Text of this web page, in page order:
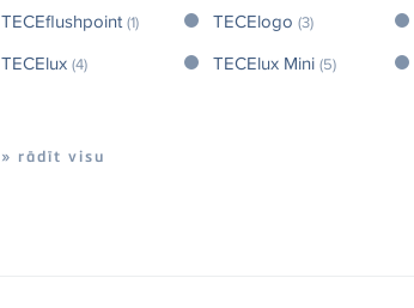
TECEflushpoint(1) TECElogo (3)
TECElux(4) TECElux Mini (5)
» rādīt visu